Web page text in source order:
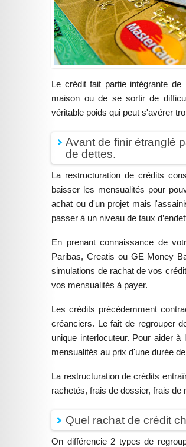
Le crédit fait partie intégrante
maison ou de se sortir de
véritable poids qui peut s'avérer
Avant de finir étranglé
de dettes.
La restructuration de crédits
baisser les mensualités pour
achat ou d'un projet mais
passer à un niveau de taux
En prenant connaissance de
Paribas, Creatis ou GE Money
simulations de rachat de vos
vos mensualités à payer.
Les crédits précédemment
créanciers. Le fait de regrouper
unique interlocuteur. Pour aider
mensualités au prix d'une durée
La restructuration de crédits
rachetés, frais de dossier, frais de
Quel rachat de crédit
On différencie 2 types de